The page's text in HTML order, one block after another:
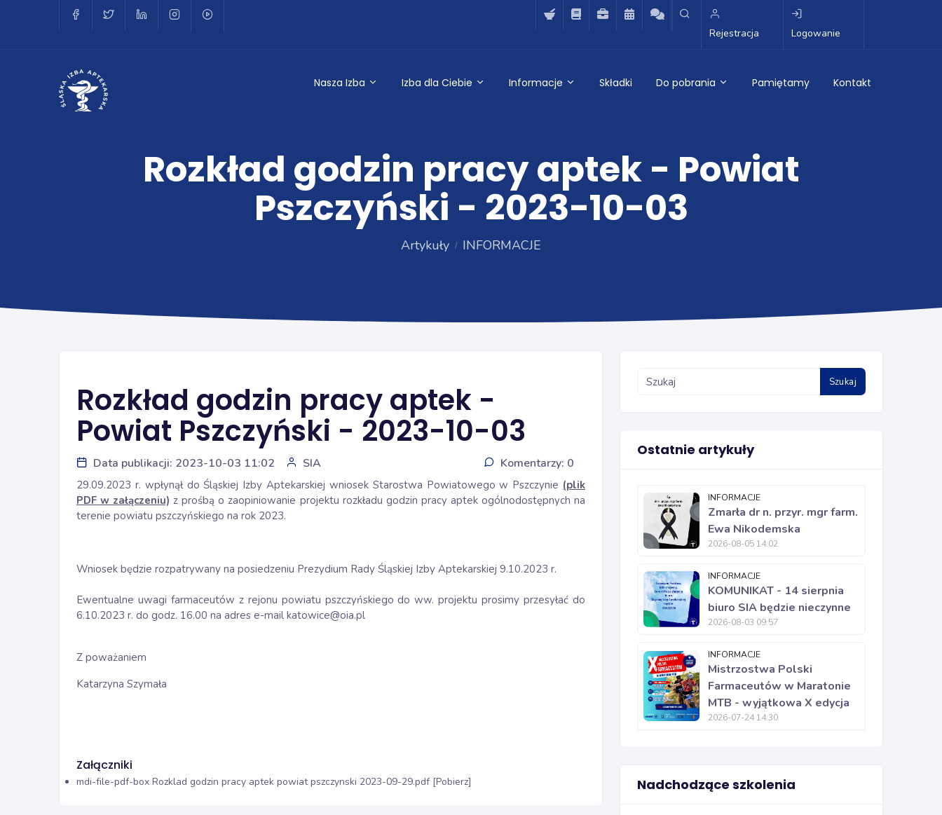
Rejestracja Logowanie
Nasza Izba Izba dla Ciebie Informacje Składki Do pobrania Pamiętamy Kontakt
Rozkład godzin pracy aptek - Powiat
Pszczyński - 2023-10-03
Artykuły INFORMACJE
Rozkład godzin pracy aptek -
Powiat Pszczyński - 2023-10-03
Data publikacji: 2023-10-03 11:02 SIA Komentarzy: 0
29.09.2023 r. wpłynął do Śląskiej Izby Aptekarskiej wniosek Starostwa Powiatowego w Pszczynie (plik
PDF w załączeniu) z prośbą o zaopiniowanie projektu rozkładu godzin pracy aptek ogólnodostępnych na
terenie powiatu pszczyńskiego na rok 2023.
Wniosek będzie rozpatrywany na posiedzeniu Prezydium Rady Śląskiej Izby Aptekarskiej 9.10.2023 r.
Ewentualne uwagi farmaceutów z rejonu powiatu pszczyńskiego do ww. projektu prosimy przesyłać do
6.10.2023 r. do godz. 16.00 na adres e-mail katowice@oia.pl
Z poważaniem
Katarzyna Szymała
Załączniki
mdi-file-pdf-box Rozklad godzin pracy aptek powiat pszczynski 2023-09-29.pdf [Pobierz]
Szukaj
Ostatnie artykuły
INFORMACJE
Zmarła dr n. przyr. mgr farm.
Ewa Nikodemska
2026-08-05 14:02
INFORMACJE
KOMUNIKAT - 14 sierpnia
biuro SIA będzie nieczynne
2026-08-03 09:57
INFORMACJE
Mistrzostwa Polski
Farmaceutów w Maratonie
MTB - wyjątkowa X edycja
2026-07-24 14:30
Nadchodzące szkolenia